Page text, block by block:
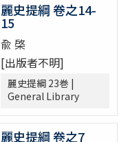
麗史提綱 卷之14-
15
兪 棨
[出版者不明]
麗史提綱 23巻 |
General Library
麗史提綱 卷之7